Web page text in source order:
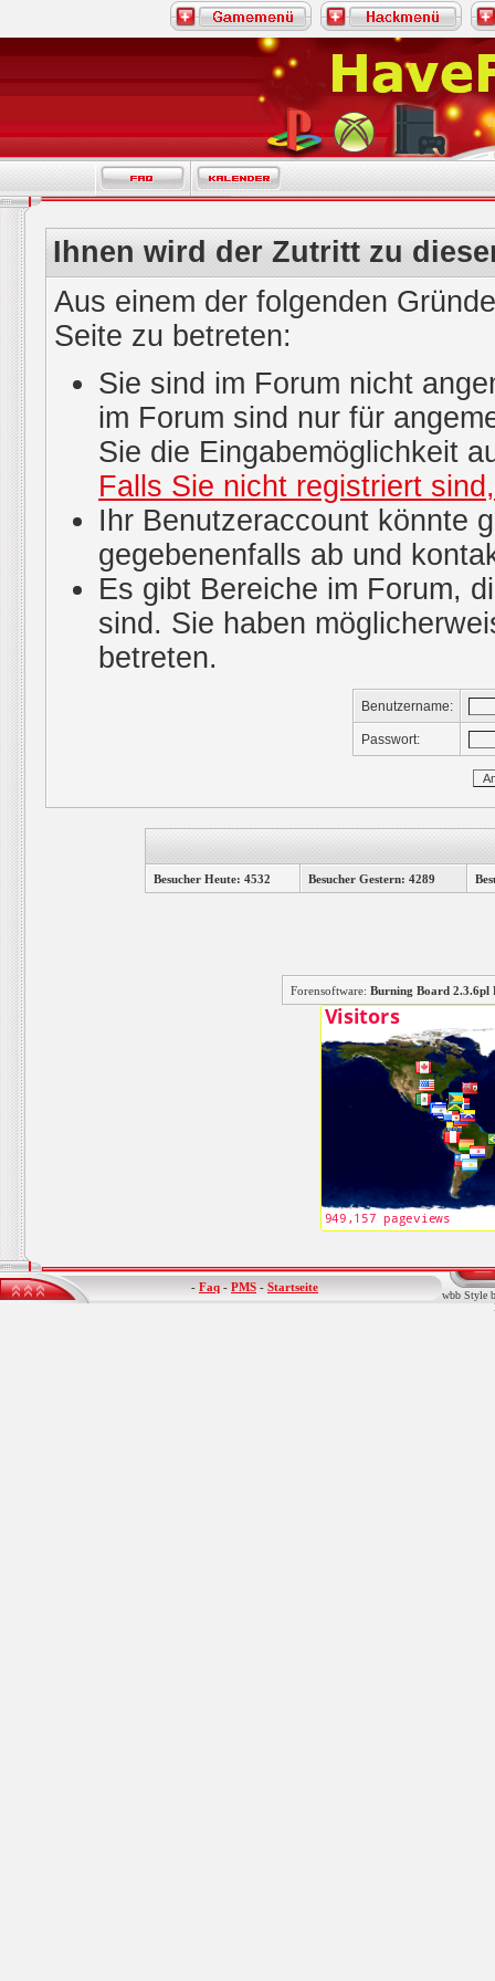
Ihnen wird der Zutritt zu
Aus einem der folgenden
Seite zu betreten:
Sie sind im Forum nicht
im Forum sind nur für
Sie die Eingabemöglichkeit
Falls Sie nicht registriert
Ihr Benutzeraccount könnte
gegebenenfalls ab und
Es gibt Bereiche im Forum,
sind. Sie haben
betreten.
Benutzername:
Passwort:
Besucher Heute: 4532 Besucher Gestern: 4289
Forensoftware: Burning Board
- Faq - PMS - Startseite
wbb Style